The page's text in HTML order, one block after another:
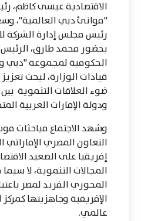
الاقتصادية عيسى كاظم،
"موانئ دبي العالمية"،
رئيس مجلس إدارة الشركة
بحضور محمد طارق، الرئيس
الحكومية لمجموعة "دبي
قيادات الوزارة، لبحث
ضوء العلاقات التنموية
ودولة الإمارات العربية
وشهد الاجتماع مباحثات
التعاون المصري
إفريقيا على الصعيد
المجالات التنموية، لا
المحوري الفريد لمصر
الإفريقية وجاهزيتها
عالمي.